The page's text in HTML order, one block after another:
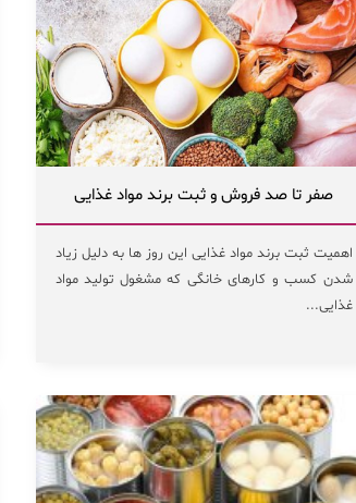
صفر تا صد فروش و ثبت برند مواد غذایی
اهمیت ثبت برند مواد غذایی این روز ها به دلیل زیاد
شدن کسب و کارهای خانگی که مشغول تولید مواد
غذایی...